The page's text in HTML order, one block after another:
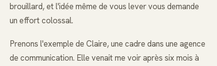
brouillard, et l'idée même de vous lever vous demande
un effort colossal.
Prenons l'exemple de Claire, une cadre dans une agence
de communication. Elle venait me voir après six mois à